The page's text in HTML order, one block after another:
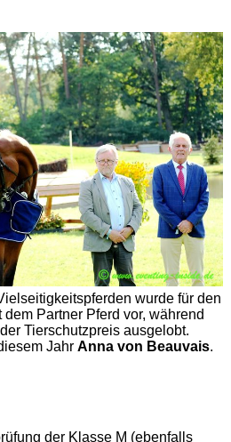
wurde für den
Partner Pferd vor, während
Tierschutzpreis ausgelobt.
Jahr Anna von Beauvais.
der Klasse M (ebenfalls